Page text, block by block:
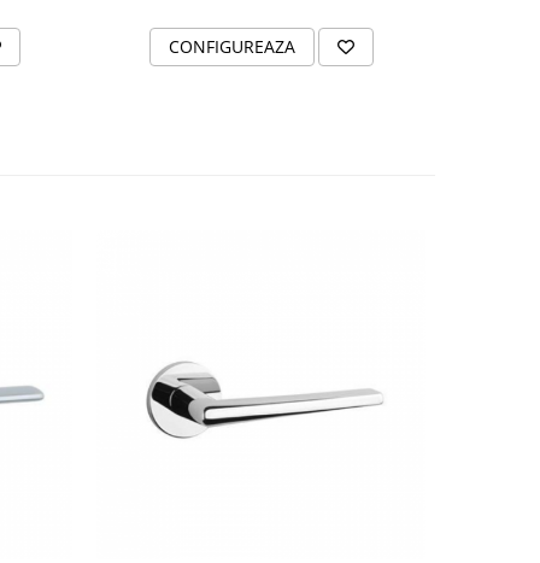
CONFIGUREAZA